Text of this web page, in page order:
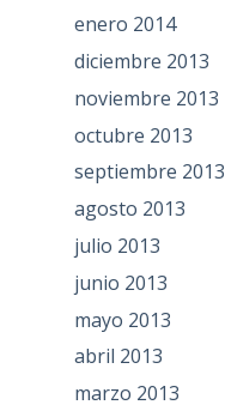
enero 2014
diciembre 2013
noviembre 2013
octubre 2013
septiembre 2013
agosto 2013
julio 2013
junio 2013
mayo 2013
abril 2013
marzo 2013